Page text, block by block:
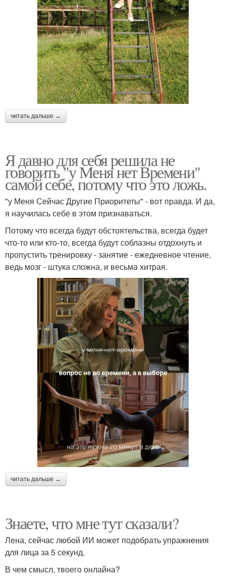
читать дальше →
Я давно для себя решила не
говорить "у Меня нет Времени"
самой себе, потому что это ложь.
"у Меня Сейчас Другие Приоритеты" - вот правда. И да,
я научилась себе в этом признаваться.
Потому что всегда будут обстоятельства, всегда будет
что-то или кто-то, всегда будут соблазны отдохнуть и
пропустить тренировку - занятие - ежедневное чтение,
ведь мозг - штука сложна, и весьма хитрая.
читать дальше →
Знаете, что мне тут сказали?
Лена, сейчас любой ИИ может подобрать упражнения
для лица за 5 секунд.
В чем смысл, твоего онлайна?